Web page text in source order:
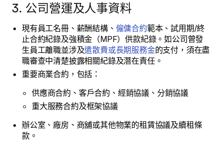
3. 公司營運及人事資料
現有員工名冊、薪酬結構、 僱傭合約範本、試用期/終
止合約紀錄及強積金（MPF）供款紀錄。如公司曾發
生員工離職並涉及遣散費或長期服務金的支付，須在盡
職審查中清楚披露相關紀錄及潛在責任。
重要商業合約，包括：
供應商合約、客戶合約、經銷協議、分銷協議
重大服務合約及框架協議
辦公室、廠房、商舖或其他物業的租賃協議及續租條
款。